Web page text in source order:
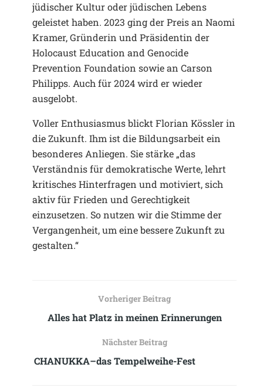
jüdischer Kultur oder jüdischen Lebens
geleistet haben. 2023 ging der Preis an Naomi
Kramer, Gründerin und Präsidentin der
Holocaust Education and Genocide
Prevention Foundation sowie an Carson
Philipps. Auch für 2024 wird er wieder
ausgelobt.
Voller Enthusiasmus blickt Florian Kössler in
die Zukunft. Ihm ist die Bildungsarbeit ein
besonderes Anliegen. Sie stärke „das
Verständnis für demokratische Werte, lehrt
kritisches Hinterfragen und motiviert, sich
aktiv für Frieden und Gerechtigkeit
einzusetzen. So nutzen wir die Stimme der
Vergangenheit, um eine bessere Zukunft zu
gestalten.“
Vorheriger Beitrag
Alles hat Platz in meinen Erinnerungen
Nächster Beitrag
CHANUKKA–das Tempelweihe-Fest